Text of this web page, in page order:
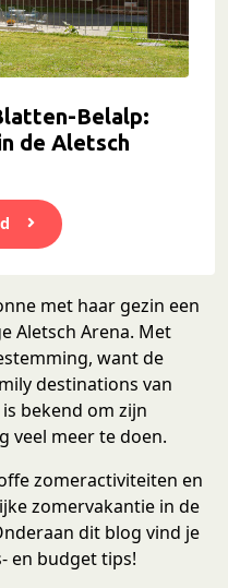
Belalp:
de Aletsch
met haar gezin een
Aletsch Arena. Met
want de
destinations van
bekend om zijn
veel meer te doen.
zomeractiviteiten en
zomervakantie in de
dit blog vind je
en budget tips!